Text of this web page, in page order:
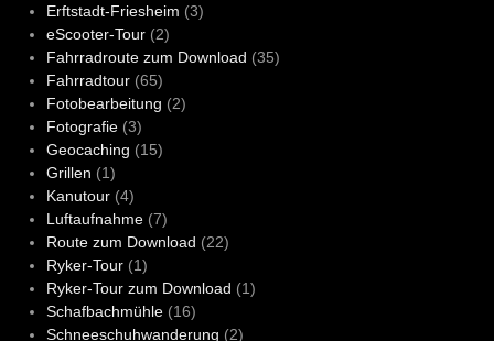
Erftstadt-Friesheim (3)
eScooter-Tour(2)
Fahrradroute zum Download (35)
Fahrradtour(65)
Fotobearbeitung (2)
Fotografie(3)
Geocaching (15)
Grillen (1)
Kanutour(4)
Luftaufnahme(7)
Route zum Download (22)
Ryker-Tour(1)
Ryker-Tour zum Download (1)
Schafbachmühle(16)
Schneeschuhwanderung (2)